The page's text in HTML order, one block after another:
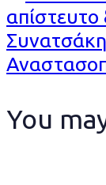
Article
You